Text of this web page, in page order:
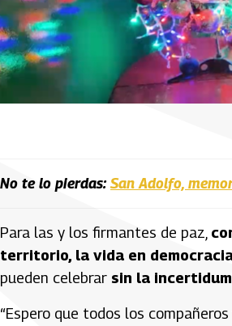
No te lo pierdas:San Adolfo,
Para las y los firmantes de paz,
territorio, la vida en
pueden celebrar sin la
“Espero que todos los